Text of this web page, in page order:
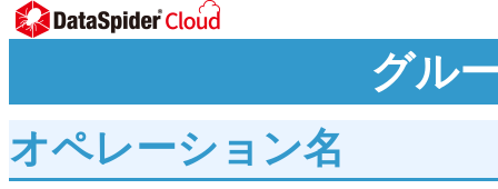
グル
オペレーション名